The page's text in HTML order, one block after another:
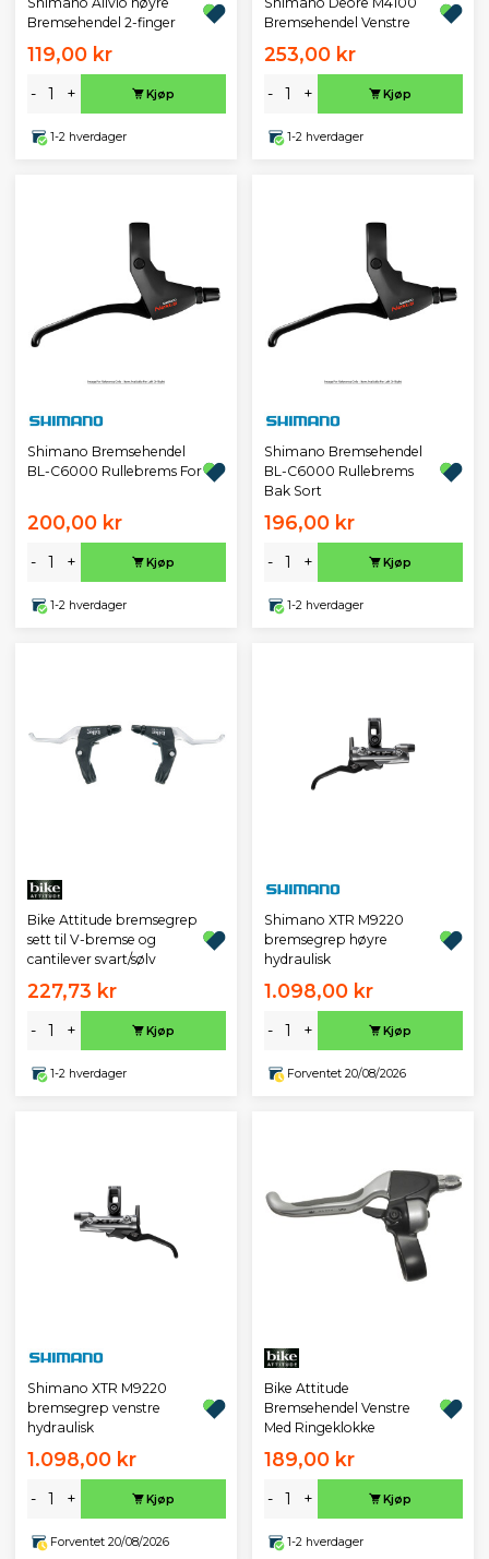
Bremsehendel 2-finger
119,00 kr
- + Kjøp
1-2 hverdager
Bremsehendel Venstre
253,00 kr
- + Kjøp
1-2 hverdager
Shimano Bremsehendel
BL-C6000 Rullebrems For
200,00 kr
- + Kjøp
1-2 hverdager
Shimano Bremsehendel
BL-C6000 Rullebrems
Bak Sort
196,00 kr
- + Kjøp
1-2 hverdager
Bike Attitude bremsegrep
sett til V-bremse og
cantilever svart/sølv
227,73 kr
- + Kjøp
1-2 hverdager
Shimano XTR M9220
bremsegrep høyre
hydraulisk
1.098,00 kr
- + Kjøp
Forventet 20/08/2026
Shimano XTR M9220
bremsegrep venstre
hydraulisk
1.098,00 kr
- + Kjøp
Forventet 20/08/2026
Bike Attitude
Bremsehendel Venstre
Med Ringeklokke
189,00 kr
- + Kjøp
1-2 hverdager